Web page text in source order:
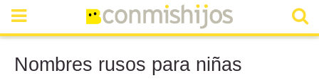
Nombres rusos para niñas